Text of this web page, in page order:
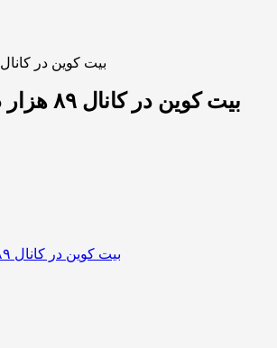
بیت کوین در کانال ۸۹ هزار دلار در معاملات آسیا ثابت ماند
بیت کوین در کانال ۸۹ هزار دلار در معاملات آسیا ثابت ماند